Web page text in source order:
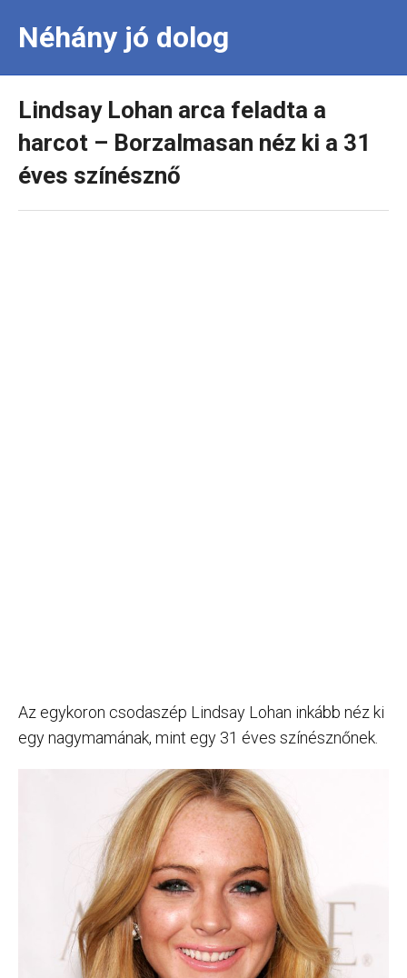
Néhány jó dolog
Lindsay Lohan arca feladta a
harcot – Borzalmasan néz ki a 31
éves színésznő
Az egykoron csodaszép Lindsay Lohan inkább néz ki
egy nagymamának, mint egy 31 éves színésznőnek.